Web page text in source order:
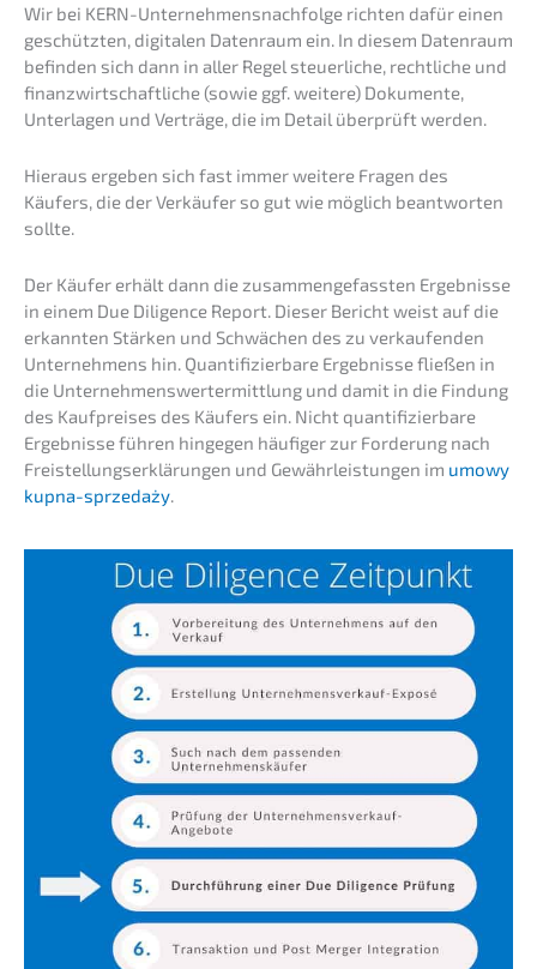
Wir bei KERN-Unternehmens­nachfolge richten dafür einen
geschütz­ten, digita­len Daten­raum ein. In diesem Daten­raum
befin­den sich dann in aller Regel steuer­li­che, recht­li­che und
finanz­wirt­schaft­li­che (sowie ggf. weite­re) Dokumen­te,
Unter­la­gen und Verträ­ge, die im Detail überprüft werden.
Hieraus ergeben sich fast immer weite­re Fragen des
Käufers, die der Verkäu­fer so gut wie möglich beant­wor­ten
sollte.
Der Käufer erhält dann die zusam­men­ge­fass­ten Ergeb­nis­se
in einem Due Diligence Report. Dieser Bericht weist auf die
erkann­ten Stärken und Schwä­chen des zu verkau­fen­den
Unter­neh­mens hin. Quanti­fi­zier­ba­re Ergeb­nis­se fließen in
die Unter­neh­mens­wert­ermitt­lung und damit in die Findung
des Kaufprei­ses des Käufers ein. Nicht quanti­fi­zier­ba­re
Ergeb­nis­se führen hinge­gen häufi­ger zur Forde­rung nach
Freistel­lungs­er­klä­run­gen und Gewähr­leis­tun­gen im umowy
kupna-sprze­daży.